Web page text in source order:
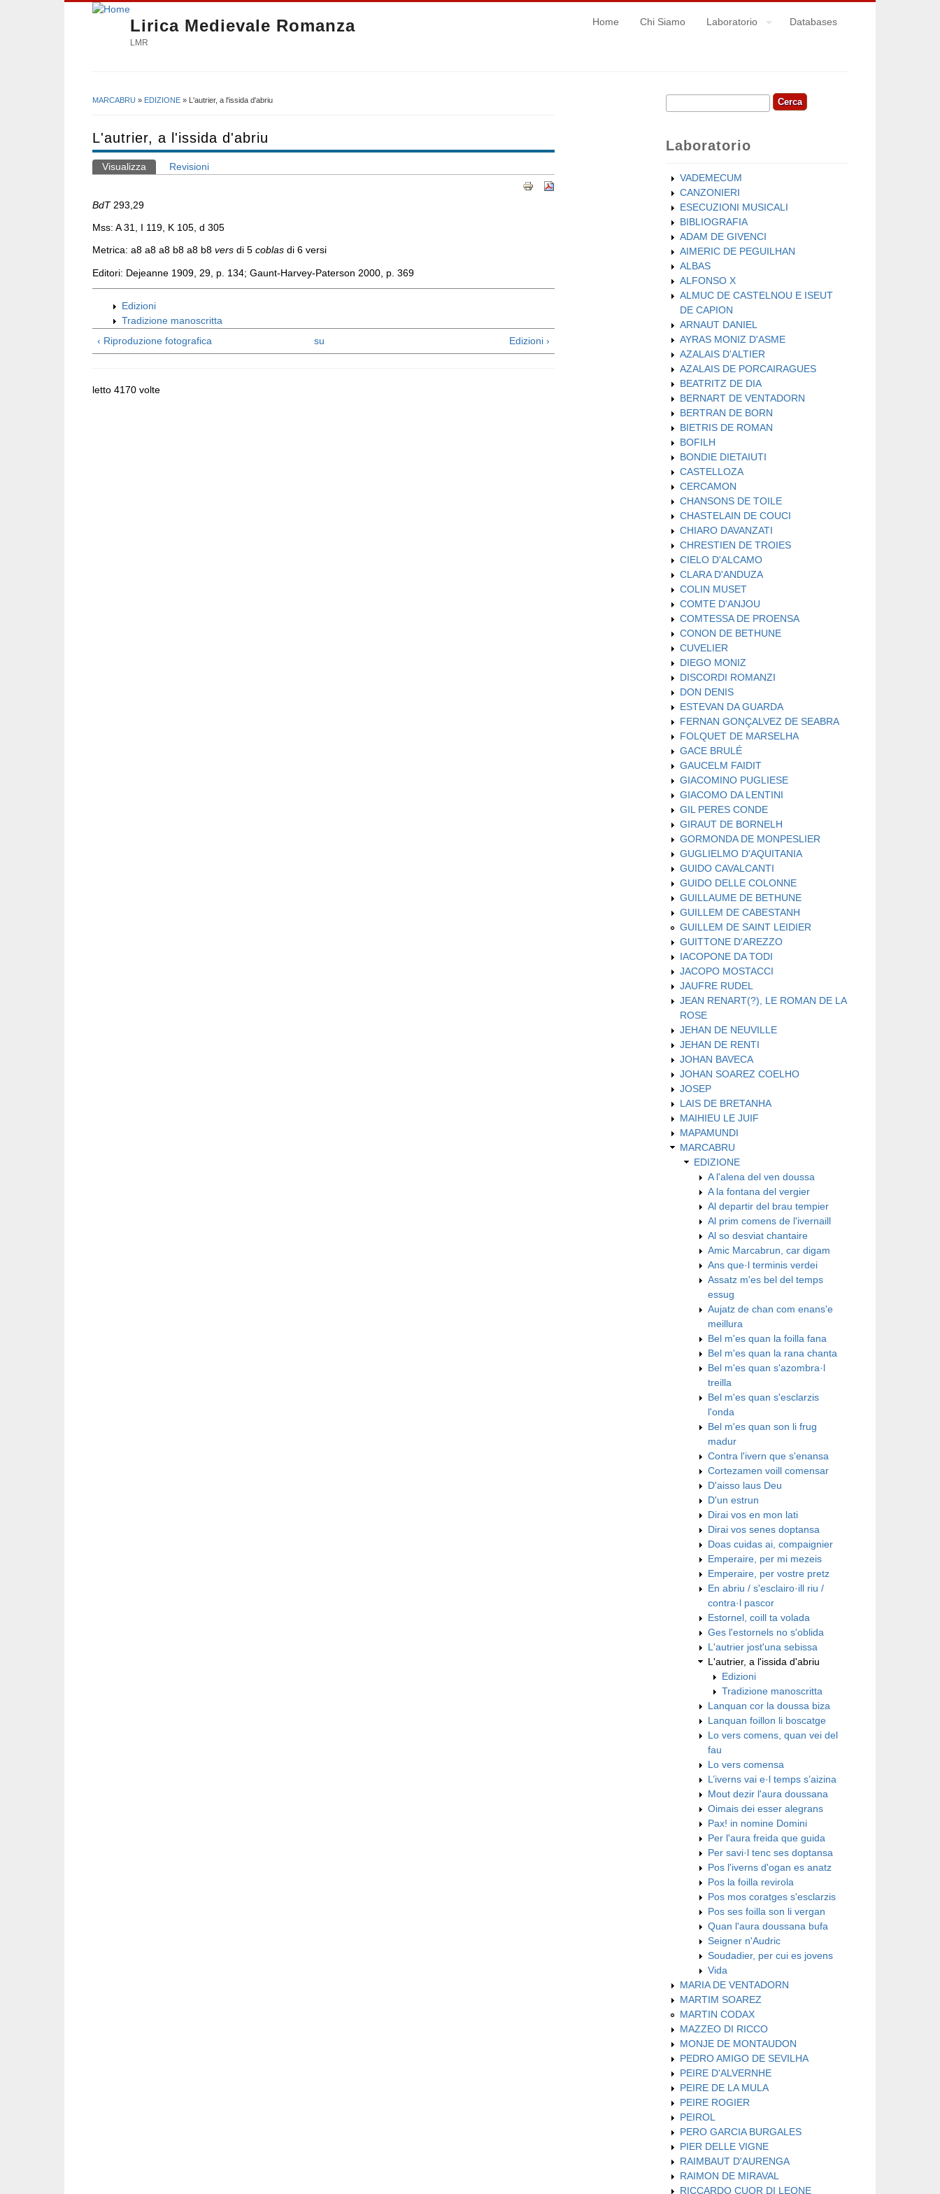
Lirica Medievale Romanza
LMR
Home Chi Siamo Laboratorio Databases
MARCABRU » EDIZIONE » L'autrier, a l'issida d'abriu
L'autrier, a l'issida d'abriu
Schede primarie
Visualizza (scheda attiva)
Revisioni
BdT293,29
Mss: A 31, I 119, K 105, d 305
Metrica: a8 a8 a8 b8 a8 b8 vers di 5 coblas di 6 versi
Editori: Dejeanne 1909, 29, p. 134; Gaunt-Harvey-Paterson 2000, p. 369
Edizioni
Tradizione manoscritta
‹ Riproduzione fotografica
su Edizioni ›
letto 4170 volte
Form di ricerca
Cerca
Laboratorio
VADEMECUM
CANZONIERI
ESECUZIONI MUSICALI
BIBLIOGRAFIA
ADAM DE GIVENCI
AIMERIC DE PEGUILHAN
ALBAS
ALFONSO X
ALMUC DE CASTELNOU E ISEUT
DE CAPION
ARNAUT DANIEL
AYRAS MONIZ D'ASME
AZALAIS D'ALTIER
AZALAIS DE PORCAIRAGUES
BEATRITZ DE DIA
BERNART DE VENTADORN
BERTRAN DE BORN
BIETRIS DE ROMAN
BOFILH
BONDIE DIETAIUTI
CASTELLOZA
CERCAMON
CHANSONS DE TOILE
CHASTELAIN DE COUCI
CHIARO DAVANZATI
CHRESTIEN DE TROIES
CIELO D'ALCAMO
CLARA D'ANDUZA
COLIN MUSET
COMTE D'ANJOU
COMTESSA DE PROENSA
CONON DE BETHUNE
CUVELIER
DIEGO MONIZ
DISCORDI ROMANZI
DON DENIS
ESTEVAN DA GUARDA
FERNAN GONÇALVEZ DE SEABRA
FOLQUET DE MARSELHA
GACE BRULÉ
GAUCELM FAIDIT
GIACOMINO PUGLIESE
GIACOMO DA LENTINI
GIL PERES CONDE
GIRAUT DE BORNELH
GORMONDA DE MONPESLIER
GUGLIELMO D'AQUITANIA
GUIDO CAVALCANTI
GUIDO DELLE COLONNE
GUILLAUME DE BETHUNE
GUILLEM DE CABESTANH
GUILLEM DE SAINT LEIDIER
GUITTONE D'AREZZO
IACOPONE DA TODI
JACOPO MOSTACCI
JAUFRE RUDEL
JEAN RENART(?), LE ROMAN DE LA
ROSE
JEHAN DE NEUVILLE
JEHAN DE RENTI
JOHAN BAVECA
JOHAN SOAREZ COELHO
JOSEP
LAIS DE BRETANHA
MAIHIEU LE JUIF
MAPAMUNDI
MARCABRU
EDIZIONE
A l'alena del ven doussa
A la fontana del vergier
Al departir del brau tempier
Al prim comens de l'ivernaill
Al so desviat chantaire
Amic Marcabrun, car digam
Ans que·l terminis verdei
Assatz m'es bel del temps
essug
Aujatz de chan com enans'e
meillura
Bel m'es quan la foilla fana
Bel m'es quan la rana chanta
Bel m'es quan s'azombra·l
treilla
Bel m'es quan s'esclarzis
l'onda
Bel m'es quan son li frug
madur
Contra l'ivern que s'enansa
Cortezamen voill comensar
D'aisso laus Deu
D'un estrun
Dirai vos en mon lati
Dirai vos senes doptansa
Doas cuidas ai, compaignier
Emperaire, per mi mezeis
Emperaire, per vostre pretz
En abriu / s'esclairo·ill riu /
contra·l pascor
Estornel, coill ta volada
Ges l'estornels no s'oblida
L'autrier jost'una sebissa
L'autrier, a l'issida d'abriu
Edizioni
Tradizione manoscritta
Lanquan cor la doussa biza
Lanquan foillon li boscatge
Lo vers comens, quan vei del
fau
Lo vers comensa
L’iverns vai e·l temps s’aizina
Mout dezir l'aura doussana
Oimais dei esser alegrans
Pax! in nomine Domini
Per l'aura freida que guida
Per savi·l tenc ses doptansa
Pos l'iverns d'ogan es anatz
Pos la foilla revirola
Pos mos coratges s'esclarzis
Pos ses foilla son li vergan
Quan l'aura doussana bufa
Seigner n'Audric
Soudadier, per cui es jovens
Vida
MARIA DE VENTADORN
MARTIM SOAREZ
MARTIN CODAX
MAZZEO DI RICCO
MONJE DE MONTAUDON
PEDRO AMIGO DE SEVILHA
PEIRE D'ALVERNHE
PEIRE DE LA MULA
PEIRE ROGIER
PEIROL
PERO GARCIA BURGALES
PIER DELLE VIGNE
RAIMBAUT D'AURENGA
RAIMON DE MIRAVAL
RICCARDO CUOR DI LEONE